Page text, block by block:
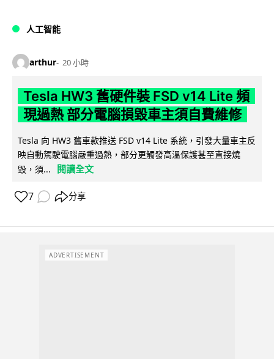
人工智能
arthur 20 小時
Tesla HW3 舊硬件裝 FSD v14 Lite 頻
現過熱 部分電腦損毀車主須自費維修
Tesla 向 HW3 舊車款推送 FSD v14 Lite 系統，引發大量車主反
映自動駕駛電腦嚴重過熱，部分更觸發高溫保護甚至直接燒
毀，須...
閱讀全文
7 分享
ADVERTISEMENT